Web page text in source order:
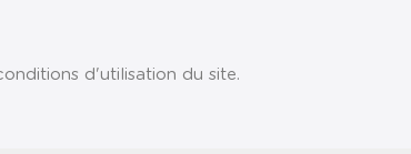
d'utilisation du site.